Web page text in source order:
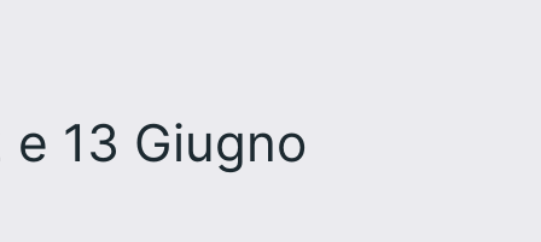
13 Giugno